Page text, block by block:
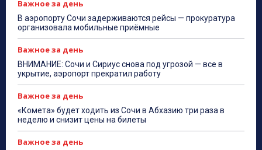
Важное за день
В аэропорту Сочи задерживаются рейсы — прокуратура
организовала мобильные приёмные
Важное за день
ВНИМАНИЕ: Сочи и Сириус снова под угрозой — все в
укрытие, аэропорт прекратил работу
Важное за день
«Комета» будет ходить из Сочи в Абхазию три раза в
неделю и снизит цены на билеты
Важное за день